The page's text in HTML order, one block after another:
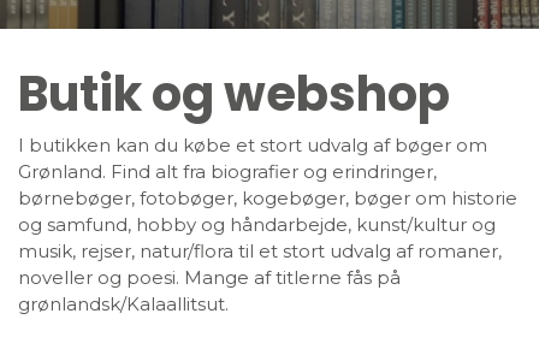
Butik og webshop
I butikken kan du købe et stort udvalg af bøger om
Grønland. Find alt fra biografier og erindringer,
børnebøger, fotobøger, kogebøger, bøger om historie
og samfund, hobby og håndarbejde, kunst/kultur og
musik, rejser, natur/flora til et stort udvalg af romaner,
noveller og poesi. Mange af titlerne fås på
grønlandsk/Kalaallitsut.